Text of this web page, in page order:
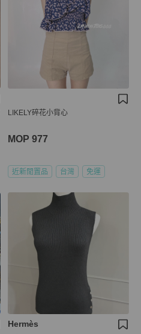
LIKELY碎花小背心
MOP 977
近新閒置品 台灣 免運
Hermès